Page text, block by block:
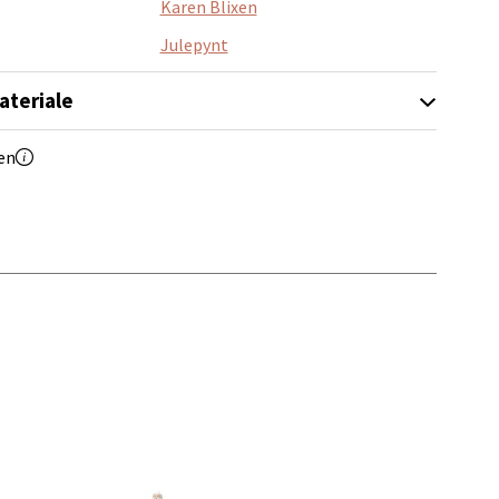
Karen Blixen
Julepynt